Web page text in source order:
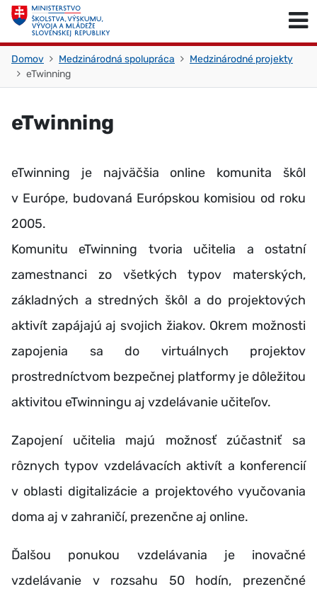
Skočiť na obsah
Domov Medzinárodná spolupráca
Medzinárodné projekty
eTwinning
eTwinning
eTwinning je najväčšia online komunita škôl
v Európe, budovaná Európskou komisiou od roku
2005.
Komunitu eTwinning tvoria učitelia a ostatní
zamestnanci zo všetkých typov materských,
základných a stredných škôl a do projektových
aktivít zapájajú aj svojich žiakov. Okrem možnosti
zapojenia sa do virtuálnych projektov
prostredníctvom bezpečnej platformy je dôležitou
aktivitou eTwinningu aj vzdelávanie učiteľov.
Zapojení učitelia majú možnosť zúčastniť sa
rôznych typov vzdelávacích aktivít a konferencií
v oblasti digitalizácie a projektového vyučovania
doma aj v zahraničí, prezenčne aj online.
Ďalšou ponukou vzdelávania je inovačné
vzdelávanie v rozsahu 50 hodín, prezenčné
Skočiť na začiatok stránky